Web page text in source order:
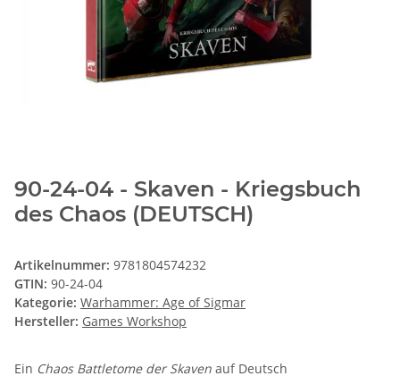
90-24-04 - Skaven - Kriegsbuch
des Chaos (DEUTSCH)
Artikelnummer: 9781804574232
GTIN: 90-24-04
Kategorie: Warhammer: Age of Sigmar
Hersteller: Games Workshop
Ein Chaos Battletome der Skaven auf Deutsch